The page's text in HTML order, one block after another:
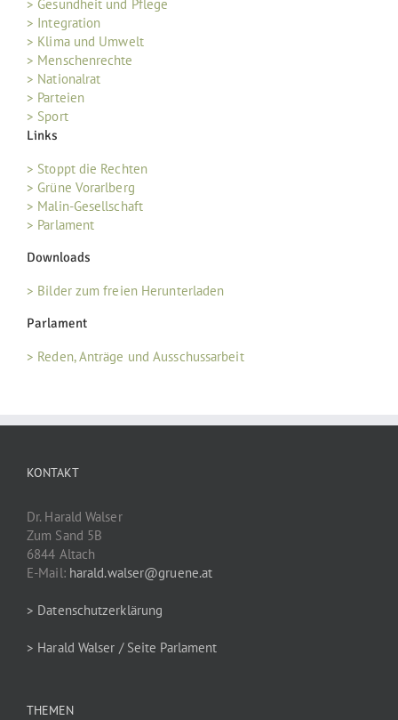
> Gesundheit und Pflege
> Integration
> Klima und Umwelt
> Menschenrechte
> Nationalrat
> Parteien
> Sport
Links
> Stoppt die Rechten
> Grüne Vorarlberg
> Malin-Gesellschaft
> Parlament
Downloads
> Bilder zum freien Herunterladen
Parlament
> Reden, Anträge und Ausschussarbeit
KONTAKT
Dr. Harald Walser
Zum Sand 5B
6844 Altach
E-Mail: harald.walser@gruene.at
> Datenschutzerklärung
> Harald Walser / Seite Parlament
THEMEN